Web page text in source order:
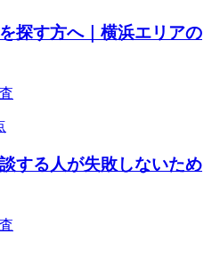
探す方へ｜横浜エリアの
する人が失敗しないため